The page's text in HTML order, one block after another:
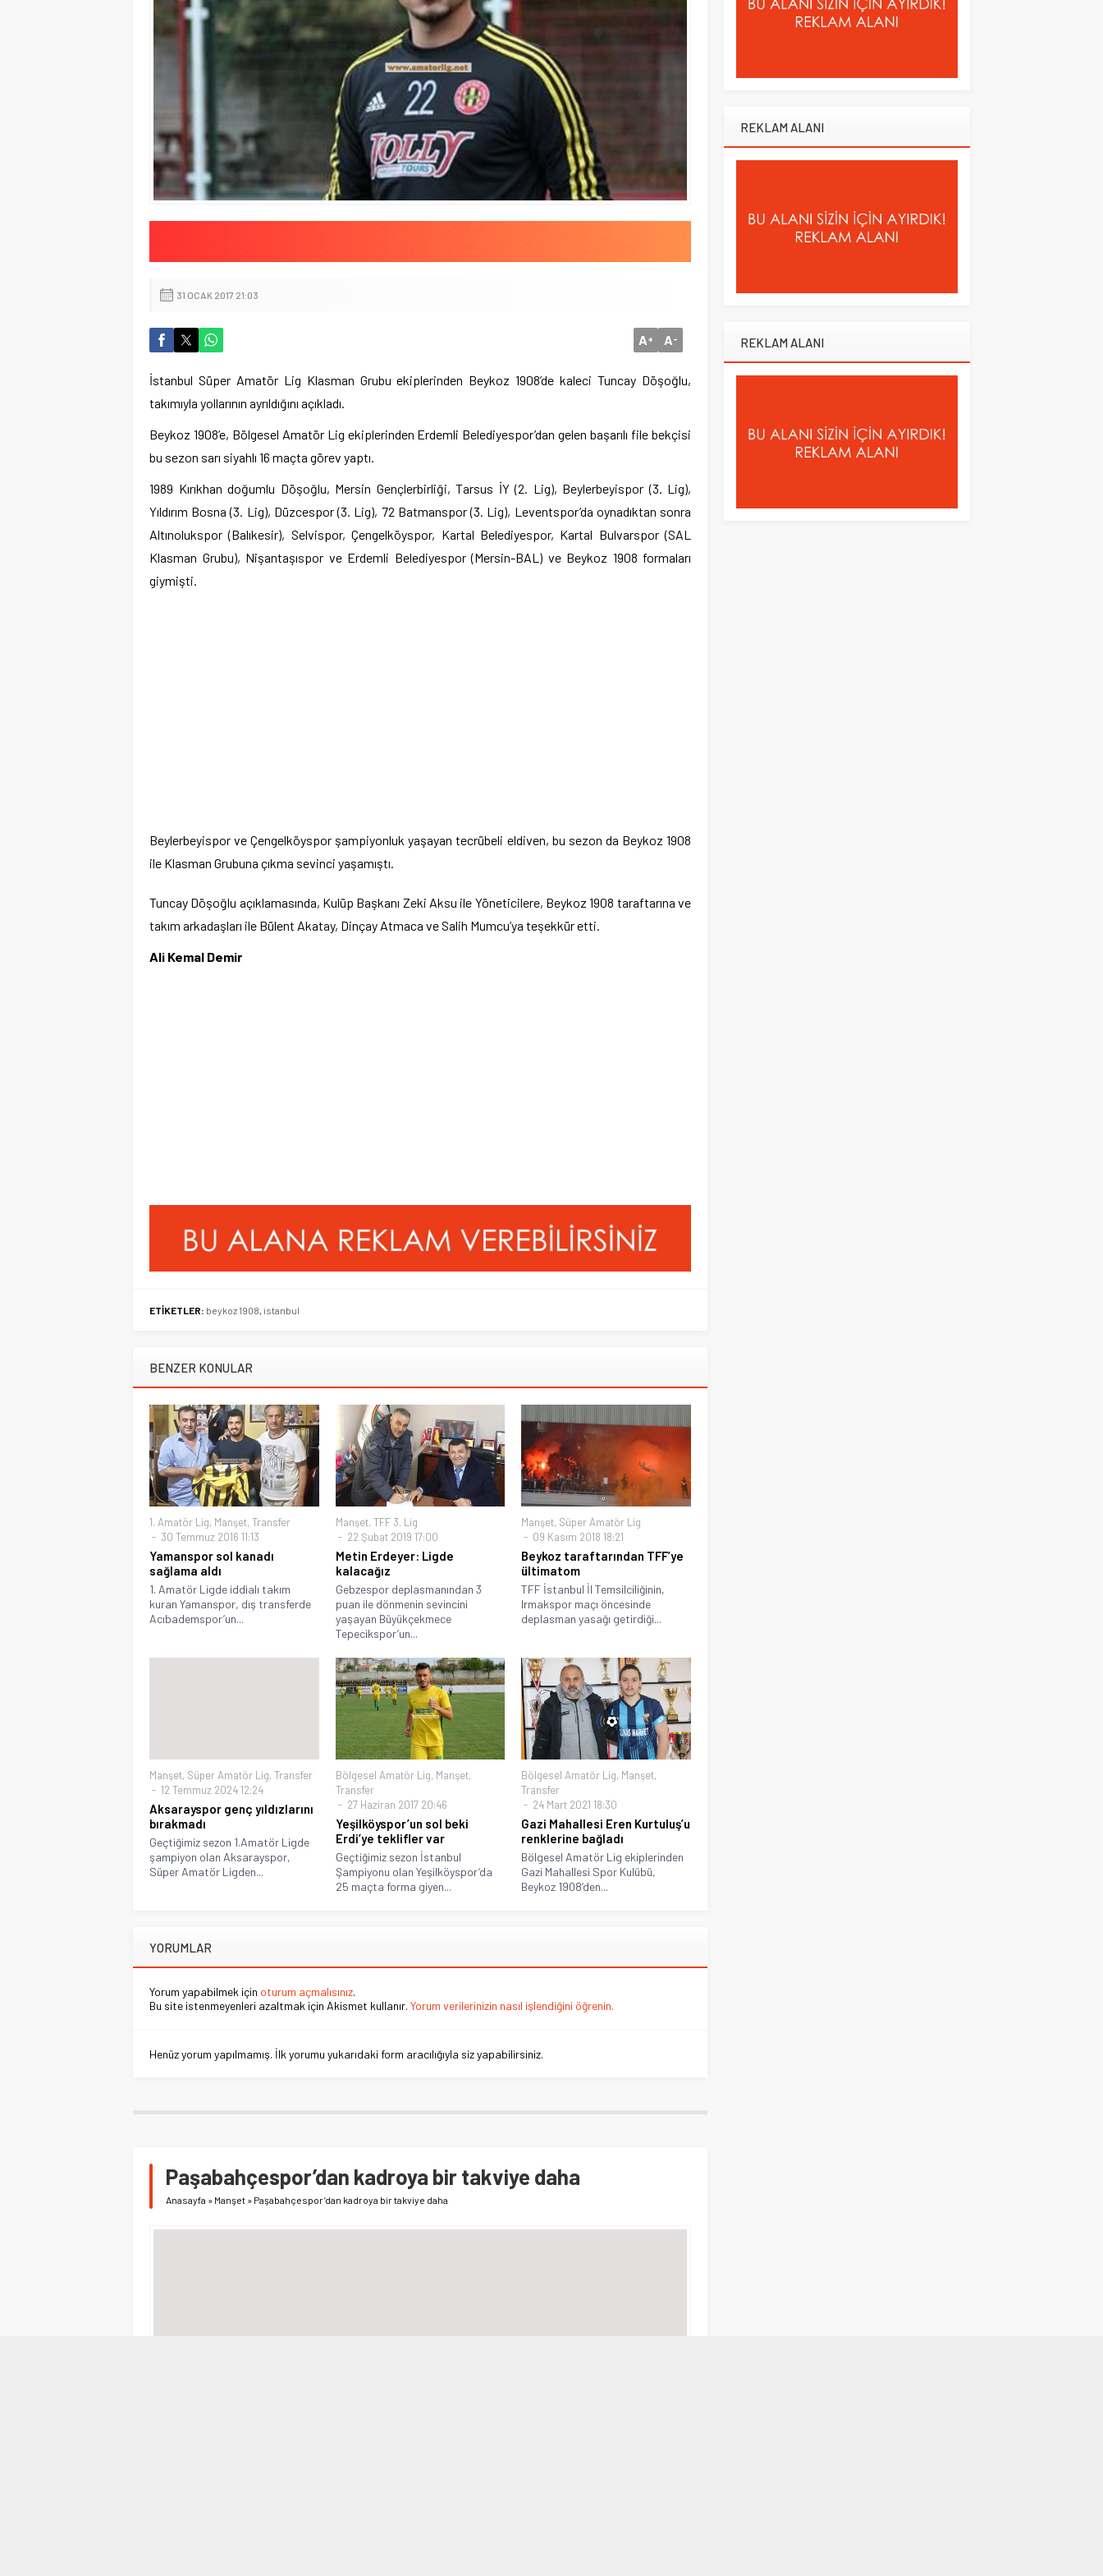
31 OCAK 2017 21:03
A+ A-
İstanbul Süper Amatör Lig Klasman Grubu ekiplerinden Beykoz 1908’de kaleci Tuncay Döşoğlu,
takımıyla yollarının ayrıldığını açıkladı.
Beykoz 1908’e, Bölgesel Amatör Lig ekiplerinden Erdemli Belediyespor’dan gelen başarılı file bekçisi
bu sezon sarı siyahlı 16 maçta görev yaptı.
1989 Kırıkhan doğumlu Döşoğlu, Mersin Gençlerbirliği, Tarsus İY (2. Lig), Beylerbeyispor (3. Lig),
Yıldırım Bosna (3. Lig), Düzcespor (3. Lig), 72 Batmanspor (3. Lig), Leventspor’da oynadıktan sonra
Altınolukspor (Balıkesir), Selvispor, Çengelköyspor, Kartal Belediyespor, Kartal Bulvarspor (SAL
Klasman Grubu), Nişantaşıspor ve Erdemli Belediyespor (Mersin-BAL) ve Beykoz 1908 formaları
giymişti.
Beylerbeyispor ve Çengelköyspor şampiyonluk yaşayan tecrübeli eldiven, bu sezon da Beykoz 1908
ile Klasman Grubuna çıkma sevinci yaşamıştı.
Tuncay Döşoğlu açıklamasında, Kulüp Başkanı Zeki Aksu ile Yöneticilere, Beykoz 1908 taraftarına ve
takım arkadaşları ile Bülent Akatay, Dinçay Atmaca ve Salih Mumcu’ya teşekkür etti.
Ali Kemal Demir
ETİKETLER: beykoz 1908, istanbul
BENZER KONULAR
1. Amatör Lig, Manşet, Transfer
30 Temmuz 2016 11:13
Yamanspor sol kanadı
sağlama aldı
1. Amatör Ligde iddialı takım
kuran Yamanspor, dış transferde
Acıbademspor’un...
Manşet, TFF 3. Lig
22 Şubat 2019 17:00
Metin Erdeyer: Ligde
kalacağız
Gebzespor deplasmanından 3
puan ile dönmenin sevincini
yaşayan Büyükçekmece
Tepecikspor’un...
Manşet, Süper Amatör Lig
09 Kasım 2018 18:21
Beykoz taraftarından TFF’ye
ültimatom
TFF İstanbul İl Temsilciliğinin,
Irmakspor maçı öncesinde
deplasman yasağı getirdiği...
Manşet, Süper Amatör Lig, Transfer
12 Temmuz 2024 12:24
Aksarayspor genç yıldızlarını
bırakmadı
Geçtiğimiz sezon 1.Amatör Ligde
şampiyon olan Aksarayspor,
Süper Amatör Ligden...
Bölgesel Amatör Lig, Manşet,
Transfer
27 Haziran 2017 20:46
Yeşilköyspor’un sol beki
Erdi’ye teklifler var
Geçtiğimiz sezon İstanbul
Şampiyonu olan Yeşilköyspor’da
25 maçta forma giyen...
Bölgesel Amatör Lig, Manşet,
Transfer
24 Mart 2021 18:30
Gazi Mahallesi Eren Kurtuluş’u
renklerine bağladı
Bölgesel Amatör Lig ekiplerinden
Gazi Mahallesi Spor Kulübü,
Beykoz 1908’den...
YORUMLAR
Yorum yapabilmek için oturum açmalısınız.
Bu site istenmeyenleri azaltmak için Akismet kullanır. Yorum verilerinizin nasıl işlendiğini öğrenin.
Henüz yorum yapılmamış. İlk yorumu yukarıdaki form aracılığıyla siz yapabilirsiniz.
Paşabahçespor’dan kadroya bir takviye daha
Anasayfa » Manşet » Paşabahçespor’dan kadroya bir takviye daha
REKLAM ALANI
REKLAM ALANI